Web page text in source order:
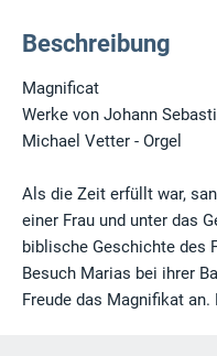
Beschreibung
Magnificat
Werke von Johann
Michael Vetter - Orgel
Als die Zeit erfüllt war,
einer Frau und unter das
biblische Geschichte des
Besuch Marias bei ihrer
Freude das Magnifikat an.